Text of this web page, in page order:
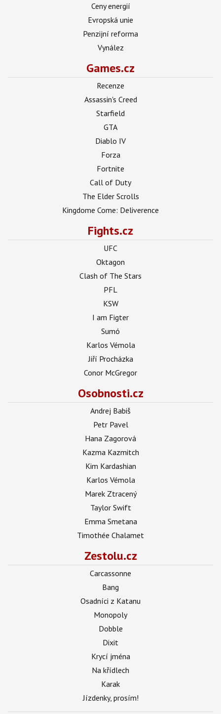
Ceny energií
Evropská unie
Penzijní reforma
Vynález
Games.cz
Recenze
Assassin's Creed
Starfield
GTA
Diablo IV
Forza
Fortnite
Call of Duty
The Elder Scrolls
Kingdome Come: Deliverence
Fights.cz
UFC
Oktagon
Clash of The Stars
PFL
KSW
I am Figter
Sumó
Karlos Vémola
Jiří Procházka
Conor McGregor
Osobnosti.cz
Andrej Babiš
Petr Pavel
Hana Zagorová
Kazma Kazmitch
Kim Kardashian
Karlos Vémola
Marek Ztracený
Taylor Swift
Emma Smetana
Timothée Chalamet
Zestolu.cz
Carcassonne
Bang
Osadníci z Katanu
Monopoly
Dobble
Dixit
Krycí jména
Na křídlech
Karak
Jízdenky, prosím!